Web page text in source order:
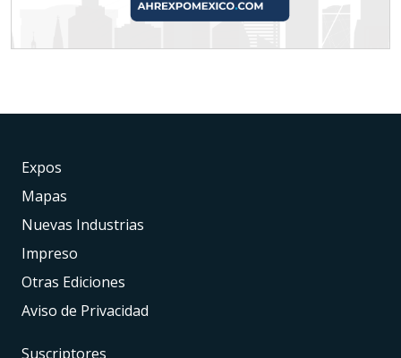
Expos
Mapas
Nuevas Industrias
Impreso
Otras Ediciones
Aviso de Privacidad
Suscriptores